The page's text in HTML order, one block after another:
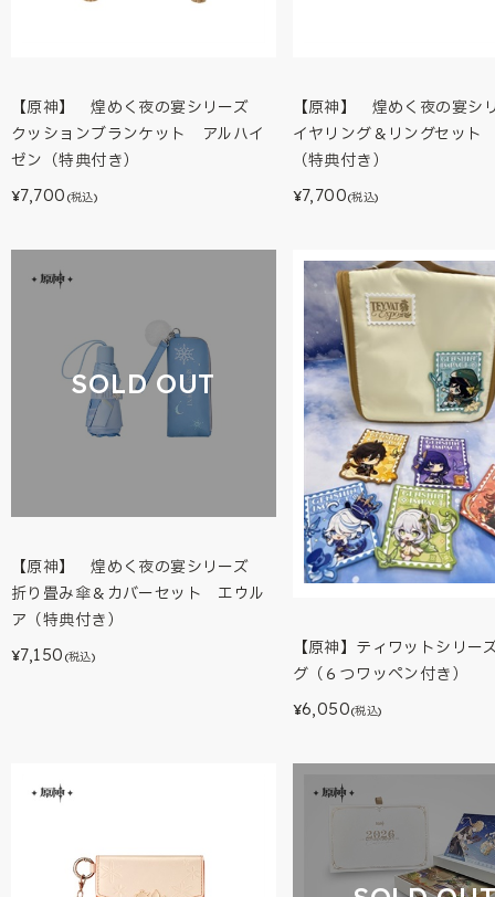
【原神】 煌めく夜の宴シリーズ
クッションブランケット アルハイ
ゼン（特典付き）
¥7,700 (税込)
【原神】 煌めく夜の宴
イヤリング＆リングセッ
（特典付き）
¥7,700(税込)
SOLD OUT
【原神】 煌めく夜の宴シリーズ
折り畳み傘＆カバーセット エウル
ア（特典付き）
¥7,150 (税込)
【原神】ティワットシリ
グ（６つワッペン付き）
¥6,050(税込)